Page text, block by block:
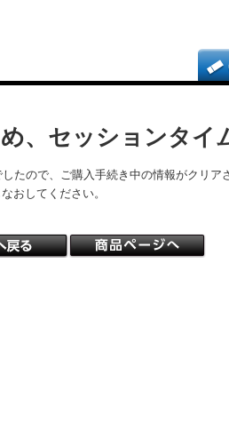
、セッションタイ
たので、ご購入手続き中の情報がクリア
おしてください。